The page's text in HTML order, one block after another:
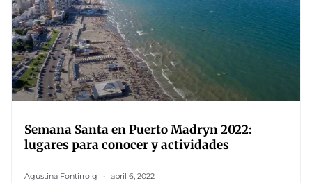
Semana Santa en Puerto Madryn 2022:
lugares para conocer y actividades
Agustina Fontirroig abril 6, 2022